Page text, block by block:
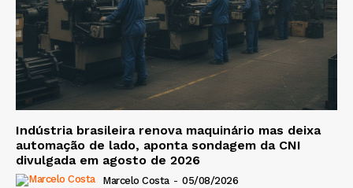
Indústria brasileira renova maquinário mas deixa
automação de lado, aponta sondagem da CNI
divulgada em agosto de 2026
Marcelo Costa - 05/08/2026